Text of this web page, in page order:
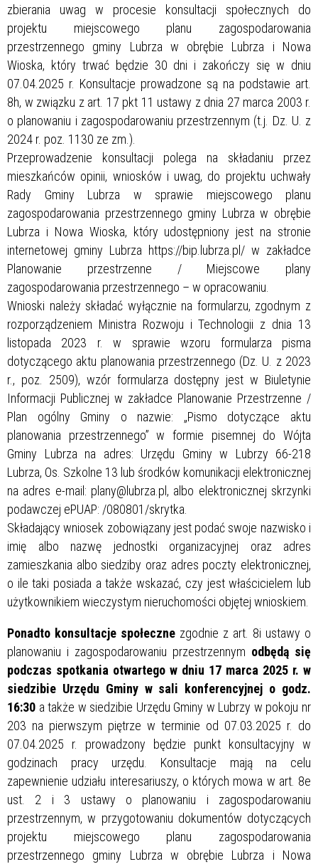
zbierania uwag w procesie konsultacji społecznych do
projektu miejscowego planu zagospodarowania
przestrzennego gminy Lubrza w obrębie Lubrza i Nowa
Wioska, który trwać będzie 30 dni i zakończy się w dniu
07.04.2025 r. Konsultacje prowadzone są na podstawie art.
8h, w związku z art. 17 pkt 11 ustawy z dnia 27 marca 2003 r.
o planowaniu i zagospodarowaniu przestrzennym (t.j. Dz. U. z
2024 r. poz. 1130 ze zm.).
Przeprowadzenie konsultacji polega na składaniu przez
mieszkańców opinii, wniosków i uwag, do projektu uchwały
Rady Gminy Lubrza w sprawie miejscowego planu
zagospodarowania przestrzennego gminy Lubrza w obrębie
Lubrza i Nowa Wioska, który udostępniony jest na stronie
internetowej gminy Lubrza https://bip.lubrza.pl/ w zakładce
Planowanie przestrzenne / Miejscowe plany
zagospodarowania przestrzennego – w opracowaniu.
Wnioski należy składać wyłącznie na formularzu, zgodnym z
rozporządzeniem Ministra Rozwoju i Technologii z dnia 13
listopada 2023 r. w sprawie wzoru formularza pisma
dotyczącego aktu planowania przestrzennego (Dz. U. z 2023
r., poz. 2509), wzór formularza dostępny jest w Biuletynie
Informacji Publicznej w zakładce Planowanie Przestrzenne /
Plan ogólny Gminy o nazwie: „Pismo dotyczące aktu
planowania przestrzennego” w formie pisemnej do Wójta
Gminy Lubrza na adres: Urzędu Gminy w Lubrzy 66-218
Lubrza, Os. Szkolne 13 lub środków komunikacji elektronicznej
na adres e-mail: plany@lubrza.pl, albo elektronicznej skrzynki
podawczej ePUAP: /080801/skrytka.
Składający wniosek zobowiązany jest podać swoje nazwisko i
imię albo nazwę jednostki organizacyjnej oraz adres
zamieszkania albo siedziby oraz adres poczty elektronicznej,
o ile taki posiada a także wskazać, czy jest właścicielem lub
użytkownikiem wieczystym nieruchomości objętej wnioskiem.
Ponadto konsultacje społeczne zgodnie z art. 8i ustawy o
planowaniu i zagospodarowaniu przestrzennym odbędą się
podczas spotkania otwartego w dniu 17 marca 2025 r. w
siedzibie Urzędu Gminy w sali konferencyjnej o godz.
16:30 a także w siedzibie Urzędu Gminy w Lubrzy w pokoju nr
203 na pierwszym piętrze w terminie od 07.03.2025 r. do
07.04.2025 r. prowadzony będzie punkt konsultacyjny w
godzinach pracy urzędu. Konsultacje mają na celu
zapewnienie udziału interesariuszy, o których mowa w art. 8e
ust. 2 i 3 ustawy o planowaniu i zagospodarowaniu
przestrzennym, w przygotowaniu dokumentów dotyczących
projektu miejscowego planu zagospodarowania
przestrzennego gminy Lubrza w obrębie Lubrza i Nowa